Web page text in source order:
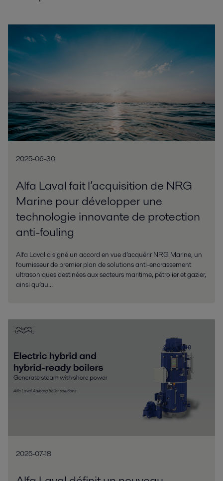
2025-06-30
Alfa Laval fait l’acquisition de NRG
Marine pour développer une
technologie innovante de protection
anti-fouling
Alfa Laval a signé un accord en vue d’acquérir NRG Marine, un
fournisseur de premier plan de solutions anti-encrassement
ultrasoniques destinées aux secteurs maritime, pétrolier et gazier,
ainsi qu’au...
2025-07-18